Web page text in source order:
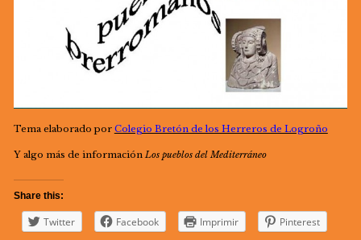
Tema elaborado por Colegio Bretón de los Herreros de Logroño
Y algo más de información Los pueblos del Mediterráneo
Share this:
Twitter Facebook Imprimir Pinterest